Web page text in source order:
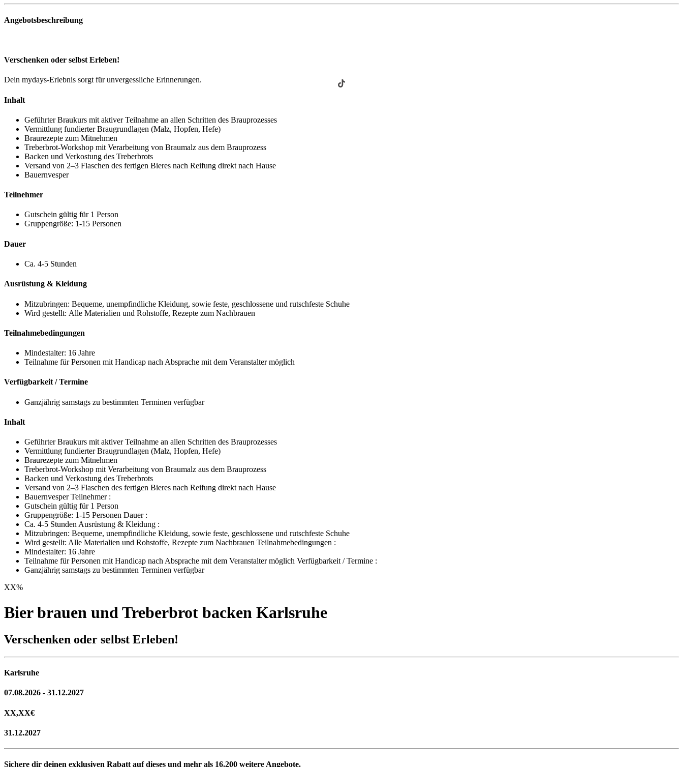
Angebotsbeschreibung
Verschenken oder selbst Erleben!
Dein mydays-Erlebnis sorgt für unvergessliche Erinnerungen.
Inhalt
Geführter Braukurs mit aktiver Teilnahme an allen Schritten des Brauprozesses
Vermittlung fundierter Braugrundlagen (Malz, Hopfen, Hefe)
Braurezepte zum Mitnehmen
Treberbrot-Workshop mit Verarbeitung von Braumalz aus dem Brauprozess
Backen und Verkostung des Treberbrots
Versand von 2–3 Flaschen des fertigen Bieres nach Reifung direkt nach Hause
Bauernvesper
Teilnehmer
Gutschein gültig für 1 Person
Gruppengröße: 1-15 Personen
Dauer
Ca. 4-5 Stunden
Ausrüstung & Kleidung
Mitzubringen: Bequeme, unempfindliche Kleidung, sowie feste, geschlossene und rutschfeste Schuhe
Wird gestellt: Alle Materialien und Rohstoffe, Rezepte zum Nachbrauen
Teilnahmebedingungen
Mindestalter: 16 Jahre
Teilnahme für Personen mit Handicap nach Absprache mit dem Veranstalter möglich
Verfügbarkeit / Termine
Ganzjährig samstags zu bestimmten Terminen verfügbar
Inhalt
Geführter Braukurs mit aktiver Teilnahme an allen Schritten des Brauprozesses
Vermittlung fundierter Braugrundlagen (Malz, Hopfen, Hefe)
Braurezepte zum Mitnehmen
Treberbrot-Workshop mit Verarbeitung von Braumalz aus dem Brauprozess
Backen und Verkostung des Treberbrots
Versand von 2–3 Flaschen des fertigen Bieres nach Reifung direkt nach Hause
Bauernvesper Teilnehmer :
Gutschein gültig für 1 Person
Gruppengröße: 1-15 Personen Dauer :
Ca. 4-5 Stunden Ausrüstung & Kleidung :
Mitzubringen: Bequeme, unempfindliche Kleidung, sowie feste, geschlossene und rutschfeste Schuhe
Wird gestellt: Alle Materialien und Rohstoffe, Rezepte zum Nachbrauen Teilnahmebedingungen :
Mindestalter: 16 Jahre
Teilnahme für Personen mit Handicap nach Absprache mit dem Veranstalter möglich Verfügbarkeit / Termine :
Ganzjährig samstags zu bestimmten Terminen verfügbar
XX%
Bier brauen und Treberbrot backen Karlsruhe
Verschenken oder selbst Erleben!
Karlsruhe
07.08.2026 - 31.12.2027
XX,XX€
31.12.2027
Sichere dir deinen exklusiven Rabatt auf dieses und mehr als 16.200 weitere Angebote.